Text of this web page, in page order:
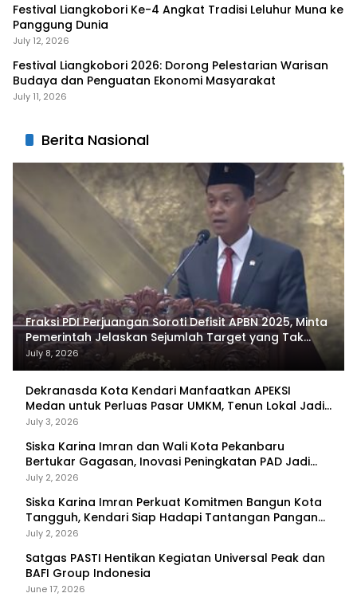
Festival Liangkobori Ke-4 Angkat Tradisi Leluhur Muna ke
Panggung Dunia
July 12, 2026
Festival Liangkobori 2026: Dorong Pelestarian Warisan
Budaya dan Penguatan Ekonomi Masyarakat
July 11, 2026
Berita Nasional
Fraksi PDI Perjuangan Soroti Defisit APBN 2025, Minta
Pemerintah Jelaskan Sejumlah Target yang Tak
Tercapai
July 8, 2026
Dekranasda Kota Kendari Manfaatkan APEKSI
Medan untuk Perluas Pasar UMKM, Tenun Lokal Jadi
Primadona
July 3, 2026
Siska Karina Imran dan Wali Kota Pekanbaru
Bertukar Gagasan, Inovasi Peningkatan PAD Jadi
Fokus Diskusi
July 2, 2026
Siska Karina Imran Perkuat Komitmen Bangun Kota
Tangguh, Kendari Siap Hadapi Tantangan Pangan
dan Bencana
July 2, 2026
Satgas PASTI Hentikan Kegiatan Universal Peak dan
BAFI Group Indonesia
June 17, 2026